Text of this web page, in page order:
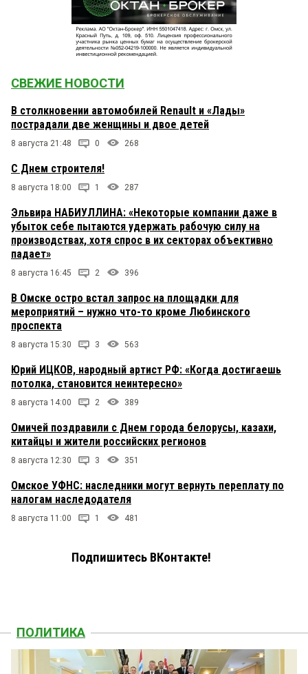
СВЕЖИЕ НОВОСТИ
В столкновении автомобилей Renault и «Лады»
пострадали две женщины и двое детей
8 августа 21:48 0 268
С Днем строителя!
8 августа 18:00 1 287
Эльвира НАБИУЛЛИНА: «Некоторые компании даже в
убыток себе пытаются удержать рабочую силу на
производствах, хотя спрос в их секторах объективно
падает»
8 августа 16:45 2 396
В Омске остро встал запрос на площадки для
мероприятий – нужно что-то кроме Любинского
проспекта
8 августа 15:30 3 563
Юрий ИЦКОВ, народный артист РФ: «Когда достигаешь
потолка, становится неинтересно»
8 августа 14:00 2 389
Омичей поздравили с Днем города белорусы, казахи,
китайцы и жители российских регионов
8 августа 12:30 3 351
Омское УФНС: наследники могут вернуть переплату по
налогам наследодателя
8 августа 11:00 1 481
Подпишитесь ВКонтакте!
ПОЛИТИКА